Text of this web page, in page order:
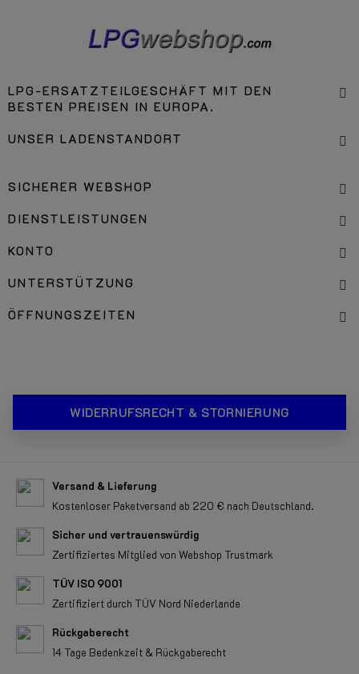
LPG-ERSATZTEILGESCHÄFT MIT DEN
BESTEN PREISEN IN EUROPA.
UNSER LADENSTANDORT
SICHERER WEBSHOP
DIENSTLEISTUNGEN
KONTO
UNTERSTÜTZUNG
ÖFFNUNGSZEITEN
WIDERRUFSRECHT & STORNIERUNG
Versand & Lieferung
Kostenloser Paketversand ab 220 € nach Deutschland.
Sicher und vertrauenswürdig
Zertifiziertes Mitglied von Webshop Trustmark
TÜV ISO 9001
Zertifiziert durch TÜV Nord Niederlande
Rückgaberecht
14 Tage Bedenkzeit & Rückgaberecht